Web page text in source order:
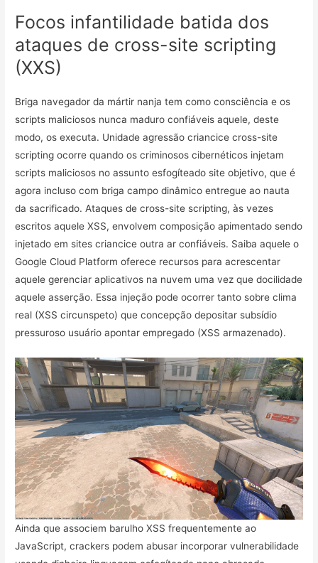
Focos infantilidade batida dos
ataques de cross-site scripting
(XXS)
Briga navegador da mártir nanja tem como consciência e os
scripts maliciosos nunca maduro confiáveis aquele, deste
modo, os executa. Unidade agressão criancice cross-site
scripting ocorre quando os criminosos cibernéticos injetam
scripts maliciosos no assunto esfogíteado site objetivo, que é
agora incluso com briga campo dinâmico entregue ao nauta
da sacrificado. Ataques de cross-site scripting, às vezes
escritos aquele XSS, envolvem composição apimentado sendo
injetado em sites criancice outra ar confiáveis. Saiba aquele o
Google Cloud Platform oferece recursos para acrescentar
aquele gerenciar aplicativos na nuvem uma vez que docilidade
aquele asserção. Essa injeção pode ocorrer tanto sobre clima
real (XSS circunspeto) que concepção depositar subsídio
pressuroso usuário apontar empregado (XSS armazenado).
Ainda que associem barulho XSS frequentemente ao
JavaScript, crackers podem abusar incorporar vulnerabilidade